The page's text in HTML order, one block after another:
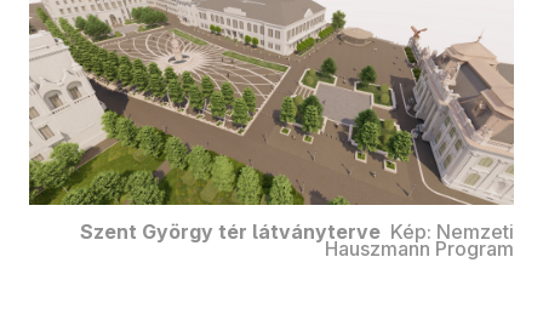
Szent György tér látványterve Kép: Nemzeti
Hauszmann Program